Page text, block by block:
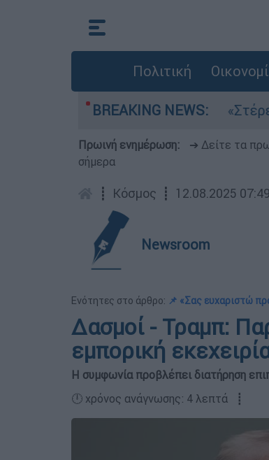
Πολιτική
BREAKING NEWS:
στο Αιγαίο «Στέρεψε» η
Πρωινή ενημέρωση: ➔ Δείτε τα
σήμερα
┋ Κόσμος ┋ 12.08.2025 07:49
Newsroom
Ενότητες στο άρθρο: 📌 «Σας ευχαριστώ
Δασμοί - Τραμπ:
εμπορική
Η συμφωνία προβλέπει διατήρηση
🕛 χρόνος ανάγνωσης: 4 λεπτά ┋